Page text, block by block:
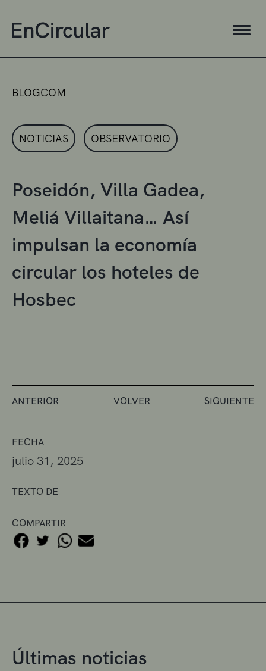
FECHA
julio 31, 2025
TEXTO DE
COMPARTIR
BLOGCOM
NOTICIAS OBSERVATORIO
Poseidón, Villa Gadea,
Meliá Villaitana… Así
impulsan la economía
circular los hoteles de
Hosbec
ANTERIOR VOLVER SIGUIENTE
Últimas noticias